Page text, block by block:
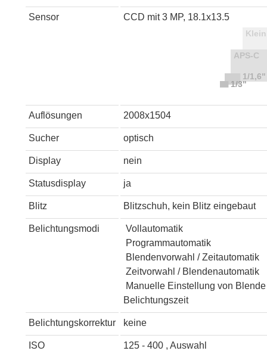
Sensor CCD mit 3 MP, 18.1x13.5
Auflösungen 2008x1504
Sucher optisch
Display nein
Statusdisplay ja
Blitz Blitzschuh, kein Blitz eingebaut
Belichtungsmodi
Vollautomatik
Programmautomatik
Blendenvorwahl / Zeitautomatik
Zeitvorwahl / Blendenautomatik
Manuelle Einstellung von
Belichtungszeit
Belichtungskorrektur keine
ISO 125 - 400 , Auswahl